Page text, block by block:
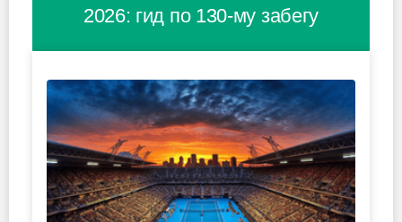
2026: гид по 130-му забегу